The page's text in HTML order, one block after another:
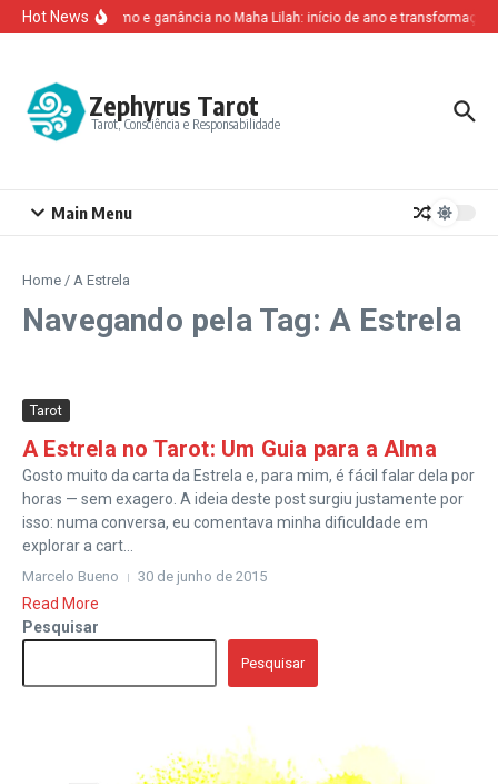
Ir para o conteúdo
Hot NewsAltruísmo e ganância no Maha Lilah: início de ano e transformação
Zephyrus Tarot
Tarot, Consciência e Responsabilidade
Main Menu
Home / A Estrela
Navegando pela Tag: A Estrela
Tarot
A Estrela no Tarot: Um Guia para a Alma
Gosto muito da carta da Estrela e, para mim, é fácil falar dela por
horas — sem exagero. A ideia deste post surgiu justamente por
isso: numa conversa, eu comentava minha dificuldade em
explorar a cart...
Marcelo Bueno 30 de junho de 2015
Read More
Pesquisar
Pesquisar